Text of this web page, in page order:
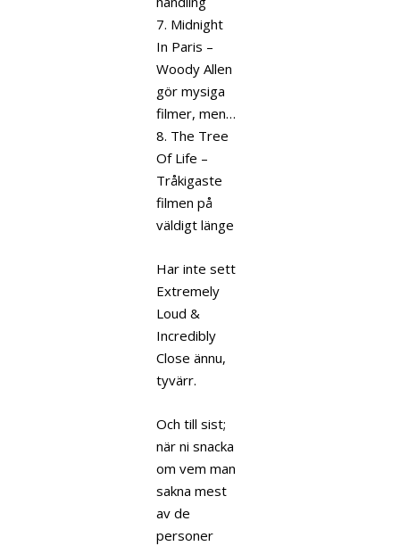
7. Midnight
In Paris –
Woody Allen
gör mysiga
filmer, men…
8. The Tree
Of Life –
Tråkigaste
filmen på
väldigt länge
Har inte sett
Extremely
Loud &
Incredibly
Close ännu,
tyvärr.
Och till sist;
när ni snacka
om vem man
sakna mest
av de
personer